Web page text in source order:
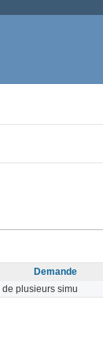
Demande
plusieurs simu